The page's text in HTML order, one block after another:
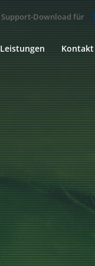
Support-Download für
Leistungen Kontakt